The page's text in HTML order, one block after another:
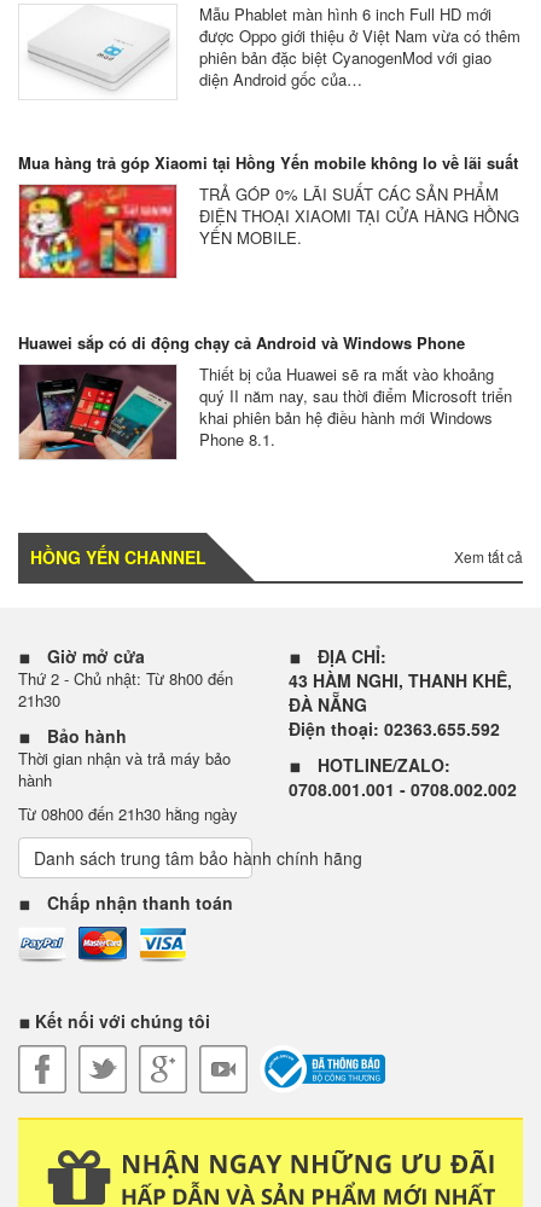
Mẫu Phablet màn hình 6 inch Full HD mới
được Oppo giới thiệu ở Việt Nam vừa có thêm
phiên bản đặc biệt CyanogenMod với giao
diện Android gốc của…
Mua hàng trả góp Xiaomi tại Hồng Yến mobile không lo về lãi suất
TRẢ GÓP 0% LÃI SUẤT CÁC SẢN PHẨM
ĐIỆN THOẠI XIAOMI TẠI CỬA HÀNG HỒNG
YẾN MOBILE.
Huawei sắp có di động chạy cả Android và Windows Phone
Thiết bị của Huawei sẽ ra mắt vào khoảng
quý II năm nay, sau thời điểm Microsoft triển
khai phiên bản hệ điều hành mới Windows
Phone 8.1.
HỒNG YẾN CHANNEL Xem tất cả
Giờ mở cửa
Thứ 2 - Chủ nhật: Từ 8h00 đến
21h30
Bảo hành
Thời gian nhận và trả máy bảo
hành
Từ 08h00 đến 21h30 hằng ngày
Danh sách trung tâm bảo hành chính hãng
Chấp nhận thanh toán
ĐỊA CHỈ:
43 HÀM NGHI, THANH KHÊ,
ĐÀ NẴNG
Điện thoại: 02363.655.592
HOTLINE/ZALO:
0708.001.001 - 0708.002.002
Kết nối với chúng tôi